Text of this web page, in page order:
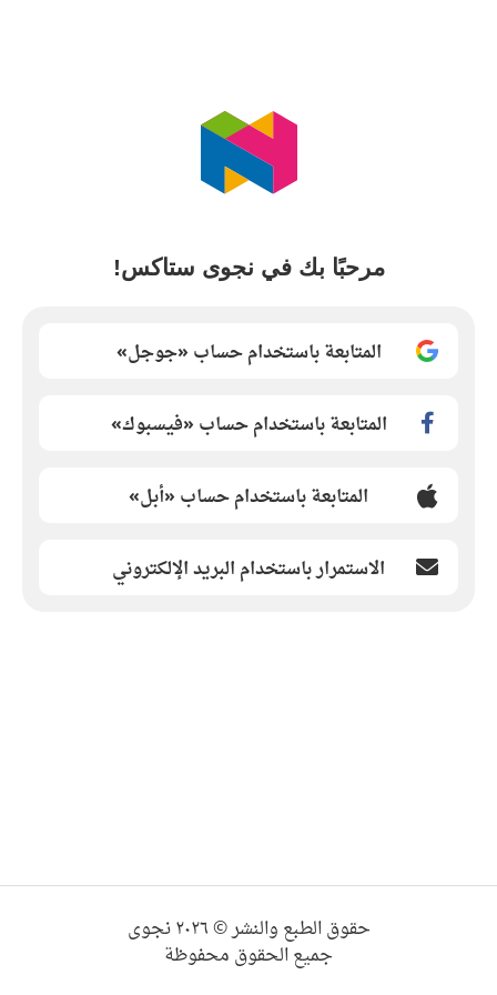
مرحبًا بك في نجوى ستاكس!
المتابعة باستخدام حساب «جوجل»
المتابعة باستخدام حساب «فيسبوك»
المتابعة باستخدام حساب «أبل»
الاستمرار باستخدام البريد الإلكتروني
حقوق الطبع والنشر © ٢٠٢٦ نجوى
جميع الحقوق محفوظة